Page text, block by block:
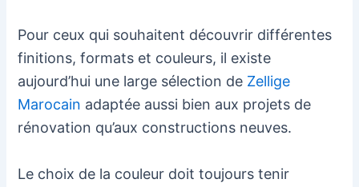
Pour ceux qui souhaitent découvrir différentes
finitions, formats et couleurs, il existe
aujourd’hui une large sélection de Zellige
Marocain adaptée aussi bien aux projets de
rénovation qu’aux constructions neuves.
Le choix de la couleur doit toujours tenir